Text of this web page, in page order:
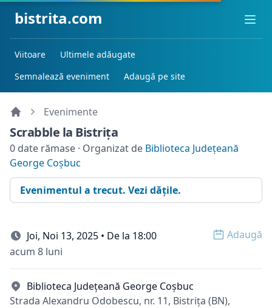
bistrita.com
Viitoare
Ultimele adăugate
Semnalează eveniment
Adaugă pe site
Evenimente
Scrabble la Bistriţa
0 date rămase · Organizat de Biblioteca Județeană
George Coșbuc
Evenimentul a trecut. Vezi dățile.
Joi, Noi 13, 2025 • De la 18:00 Open
Adaugă
acum 8 luni
Biblioteca Județeană George Coșbuc
Strada Alexandru Odobescu, nr. 11, Bistrița (BN),